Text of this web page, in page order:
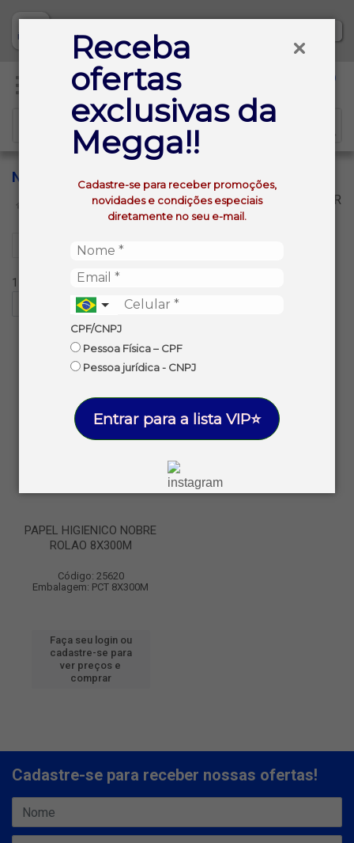
Receba
ofertas
exclusivas da
Megga!!
Cadastre-se para receber promoções,
novidades e condições especiais
diretamente no seu e-mail.
CPF/CNPJ
Pessoa Física – CPF
Pessoa jurídica - CNPJ
Entrar para a lista VIP⭐
NOBRE
VOLTAR
NOBRE
1 produtos ordenados por:
PAPEL HIGIENICO NOBRE
ROLAO 8X300M
Código: 25620
Embalagem: PCT 8X300M
Faça seu login ou
cadastre-se para
ver preços e
comprar
Cadastre-se para receber nossas ofertas!